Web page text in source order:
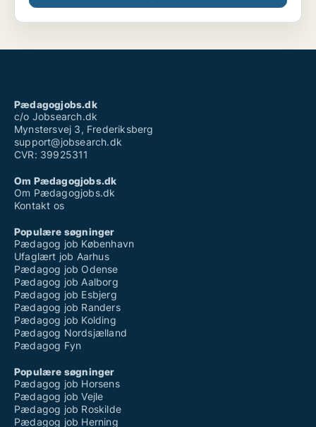
Pædagogjobs.dk
c/o Jobsearch.dk
Mynstersvej 3, Frederiksberg
support@jobsearch.dk
CVR: 39925311
Om Pædagogjobs.dk
Om Pædagogjobs.dk
Kontakt os
Populære søgninger
Pædagog job København
Ufaglært job Aarhus
Pædagog job Odense
Pædagog job Aalborg
Pædagog job Esbjerg
Pædagog job Randers
Pædagog job Kolding
Pædagog Nordsjælland
Pædagog Fyn
Populære søgninger
Pædagog job Horsens
Pædagog job Vejle
Pædagog job Roskilde
Pædagog job Herning